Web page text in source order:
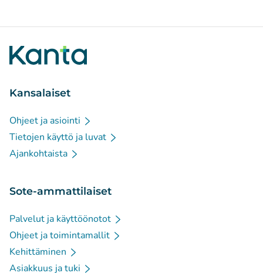
Kansalaiset
Ohjeet ja asiointi
Tietojen käyttö ja luvat
Ajankohtaista
Sote-ammattilaiset
Palvelut ja käyttöönotot
Ohjeet ja toimintamallit
Kehittäminen
Asiakkuus ja tuki